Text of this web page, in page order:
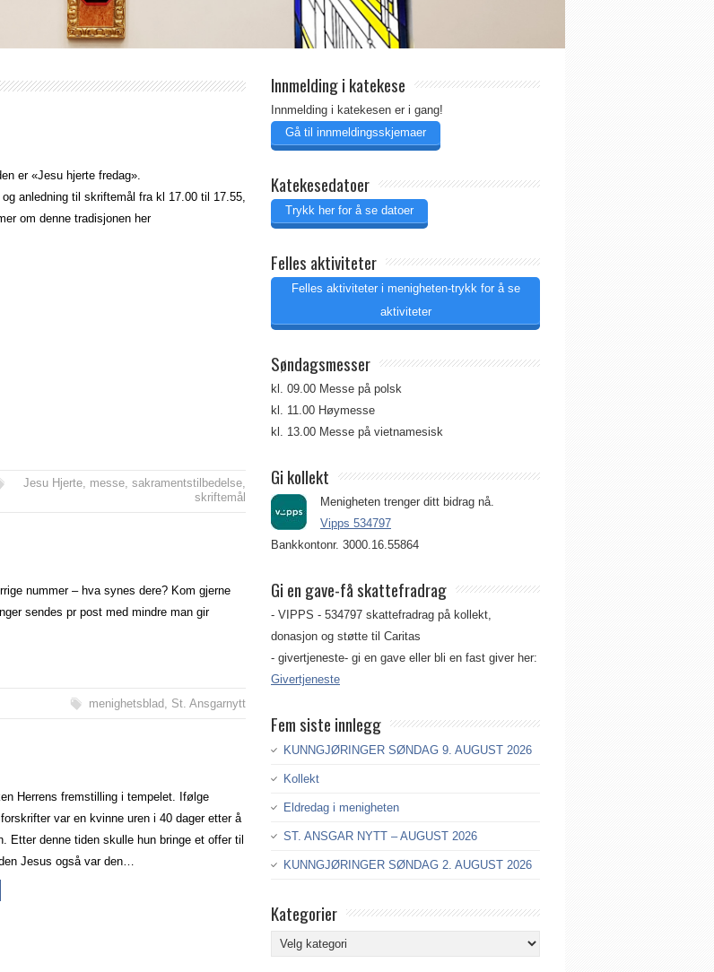
er «Jesu hjerte fredag».
anledning til skriftemål fra kl 17.00 til 17.55,
om denne tradisjonen her
Jesu Hjerte, messe, sakramentstilbedelse,
skriftemål
nummer – hva synes dere? Kom gjerne
sendes pr post med mindre man gir
menighetsblad St. Ansgarnytt
Herrens fremstilling i tempelet. Ifølge
var en kvinne uren i 40 dager etter å
Etter denne tiden skulle hun bringe et offer til
Jesus også var den…
Innmelding i katekese
Innmelding i katekesen er i gang!
Gå til innmeldingsskjemaer
Katekesedatoer
Trykk her for å se datoer
Felles aktiviteter
Felles aktiviteter i menigheten-trykk for å se
aktiviteter
Søndagsmesser
kl. 09.00 Messe på polsk
kl. 11.00 Høymesse
kl. 13.00 Messe på vietnamesisk
Gi kollekt
Menigheten trenger ditt bidrag nå.
Vipps 534797
Bankkontonr. 3000.16.55864
Gi en gave-få skattefradrag
- VIPPS - 534797 skattefradrag på kollekt,
donasjon og støtte til Caritas
- givertjeneste- gi en gave eller bli en fast giver her:
Givertjeneste
Fem siste innlegg
KUNNGJØRINGER SØNDAG 9. AUGUST 2026
Kollekt
Eldredag i menigheten
ST. ANSGAR NYTT – AUGUST 2026
KUNNGJØRINGER SØNDAG 2. AUGUST 2026
Kategorier
Kategorier